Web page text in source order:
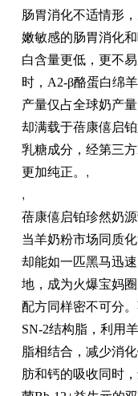
肠胃消化不适情形
嫩敏感的肠胃消化
白含量更低，更不
时，A2-β酪蛋白绵
产量仅占全球奶产
却满载于蓓康僖启
乳糖成分，经第三
更加纯正。 ,
,
蓓康僖启铂珍然奶
当羊奶粉市场同质
却能如一匹黑马迅
地，成为火爆宝妈
配方同样密不可分
SN-2结构脂，利用
脂相结合，减少消
肪和钙的吸收同时